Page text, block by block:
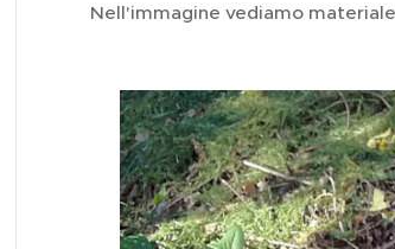
Nell'immagine vediamo